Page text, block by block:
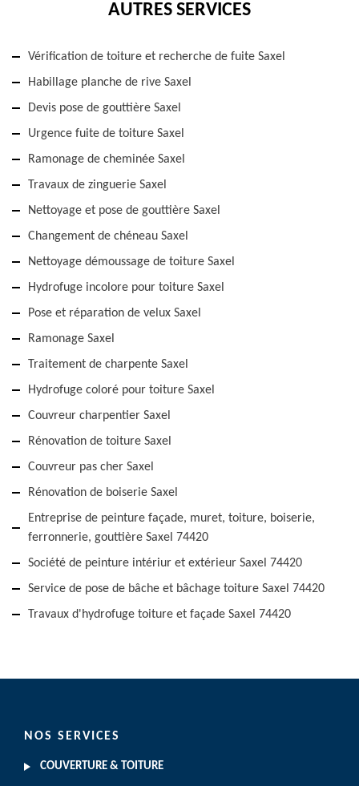
AUTRES SERVICES
Vérification de toiture et recherche de fuite Saxel
Habillage planche de rive Saxel
Devis pose de gouttière Saxel
Urgence fuite de toiture Saxel
Ramonage de cheminée Saxel
Travaux de zinguerie Saxel
Nettoyage et pose de gouttière Saxel
Changement de chéneau Saxel
Nettoyage démoussage de toiture Saxel
Hydrofuge incolore pour toiture Saxel
Pose et réparation de velux Saxel
Ramonage Saxel
Traitement de charpente Saxel
Hydrofuge coloré pour toiture Saxel
Couvreur charpentier Saxel
Rénovation de toiture Saxel
Couvreur pas cher Saxel
Rénovation de boiserie Saxel
Entreprise de peinture façade, muret, toiture, boiserie,
ferronnerie, gouttière Saxel 74420
Société de peinture intériur et extérieur Saxel 74420
Service de pose de bâche et bâchage toiture Saxel 74420
Travaux d'hydrofuge toiture et façade Saxel 74420
NOS SERVICES
COUVERTURE & TOITURE